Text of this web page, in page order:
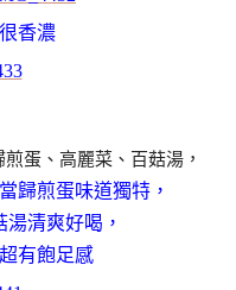
香濃
蛋、高麗菜、百菇湯，
歸煎蛋味道獨特，
清爽好喝，
有飽足感